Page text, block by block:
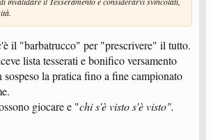
il "barbatrucco" per "prescrivere" il tutto.
lista tesserati e bonifico versamento
la pratica fino a fine campionato
giocare e "chi s'è visto s'è visto".